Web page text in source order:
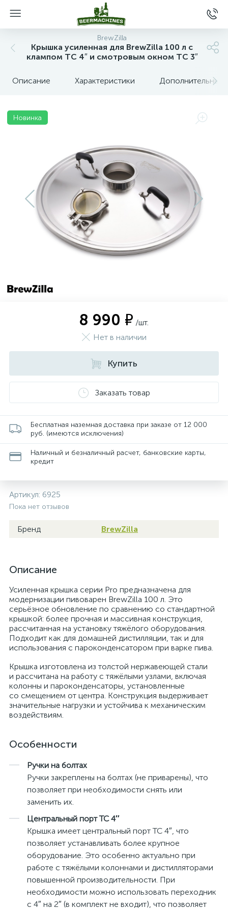
BrewZilla
Крышка усиленная для BrewZilla 100 л с
клампом TC 4″ и смотровым окном TC 3″
Описание Характеристики Дополнительные
Новинка
8 990 ₽ /шт.
Нет в наличии
Купить
Заказать товар
Бесплатная наземная доставка при заказе от 12 000
руб. (имеются исключения)
Наличный и безналичный расчет, банковские карты,
кредит
Артикул: 6925
Пока нет отзывов
Бренд BrewZilla
Описание
Усиленная крышка серии Pro предназначена для
модернизации пивоварен BrewZilla 100 л. Это
серьёзное обновление по сравнению со стандартной
крышкой: более прочная и массивная конструкция,
рассчитанная на установку тяжёлого оборудования.
Подходит как для домашней дистилляции, так и для
использования с пароконденсатором при варке пива.
Крышка изготовлена из толстой нержавеющей стали
и рассчитана на работу с тяжёлыми узлами, включая
колонны и пароконденсаторы, установленные
со смещением от центра. Конструкция выдерживает
значительные нагрузки и устойчива к механическим
воздействиям.
Особенности
Ручки на болтах
Ручки закреплены на болтах (не приварены), что
позволяет при необходимости снять или
заменить их.
Центральный порт TC 4″
Крышка имеет центральный порт TC 4″, что
позволяет устанавливать более крупное
оборудование. Это особенно актуально при
работе с тяжёлыми колоннами и дистилляторами
повышенной производительности. При
необходимости можно использовать переходник
с 4″ на 2″ (в комплект не входит), что позволяет